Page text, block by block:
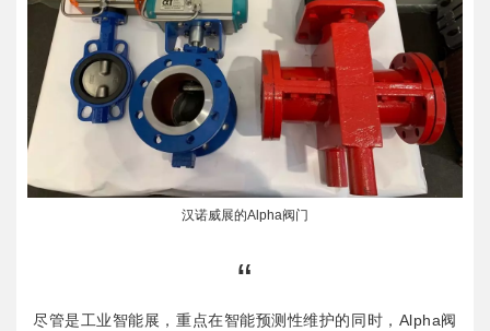
汉诺威展的Alpha阀门
“
尽管是工业智能展，重点在智能预测性维护的同时，Alpha阀